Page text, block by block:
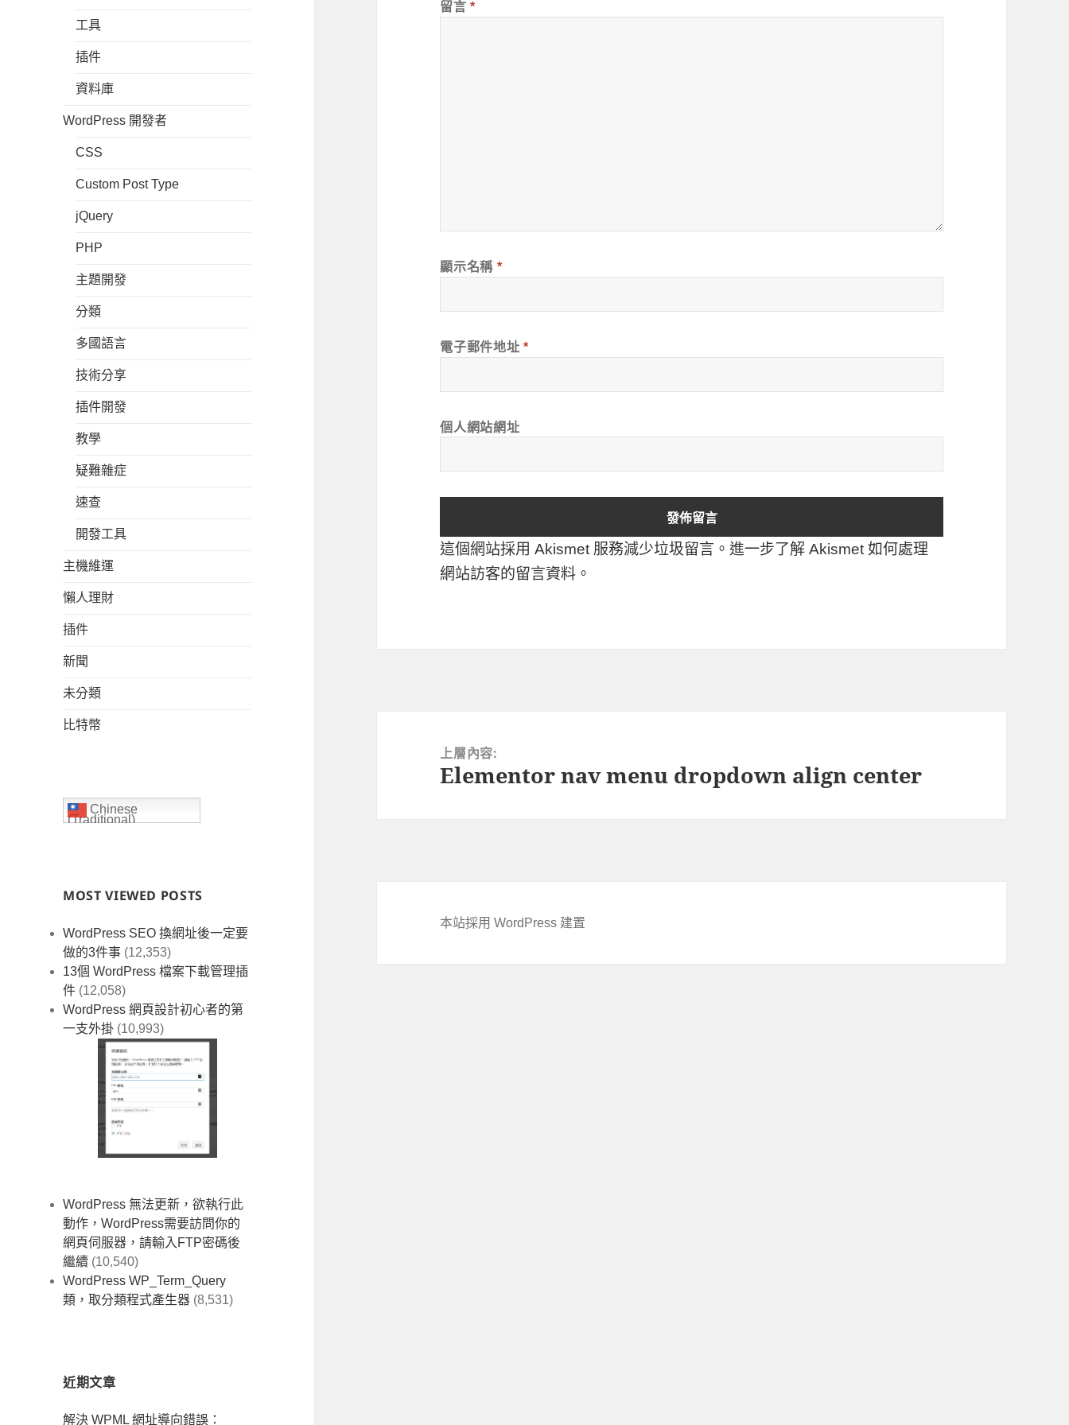
工具
插件
資料庫
WordPress 開發者
CSS
Custom Post Type
jQuery
PHP
主題開發
分類
多國語言
技術分享
插件開發
教學
疑難雜症
速查
開發工具
主機維運
懶人理財
插件
新聞
未分類
比特幣
Chinese
(Traditional)
MOST VIEWED POSTS
WordPress SEO 換網址後一定要
做的3件事 (12,353)
13個 WordPress 檔案下載管理插
件 (12,058)
WordPress 網頁設計初心者的第
一支外掛 (10,993)
WordPress 無法更新，欲執行此
動作，WordPress需要訪問你的
網頁伺服器，請輸入FTP密碼後
繼續 (10,540)
WordPress WP_Term_Query
類，取分類程式產生器 (8,531)
近期文章
解決 WPML 網址導向錯誤：
留言*
顯示名稱 *
電子郵件地址 *
個人網站網址
這個網站採用 Akismet 服務減少垃圾留言。進一步了解 Akismet 如何處理
網站訪客的留言資料 。
上層內容:
Elementor nav menu dropdown align center
本站採用 WordPress 建置